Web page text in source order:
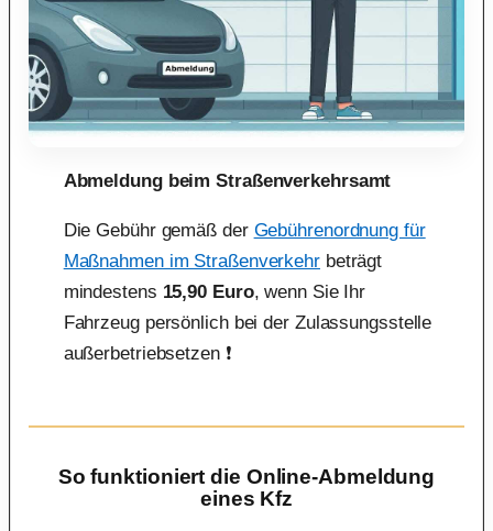
Abmeldung beim Straßenverkehrsamt
Die Gebühr gemäß der Gebührenordnung für
Maßnahmen im Straßenverkehrbeträgt
mindestens 15,90 Euro, wenn Sie Ihr
Fahrzeug persönlich bei der Zulassungsstelle
außerbetriebsetzen ❗
So funktioniert die Online-Abmeldung
eines Kfz